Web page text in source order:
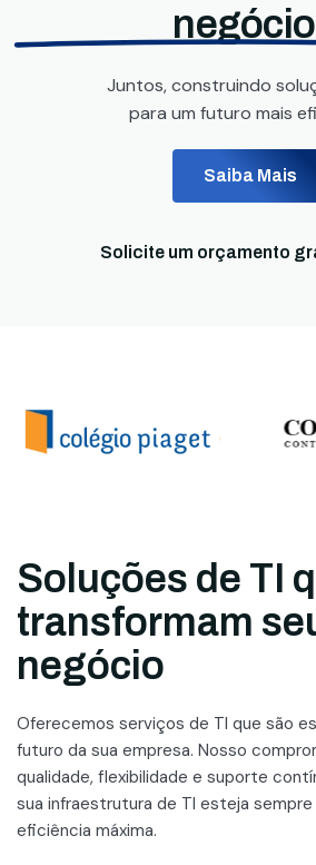
Juntos, construindo
para um futuro mais
Saiba Mais
Solicite um orçamento
Soluções de TI
transformam
negócio
Oferecemos serviços de TI que são
futuro da sua empresa. Nosso
qualidade, flexibilidade e suporte
sua infraestrutura de TI esteja
eficiência máxima.